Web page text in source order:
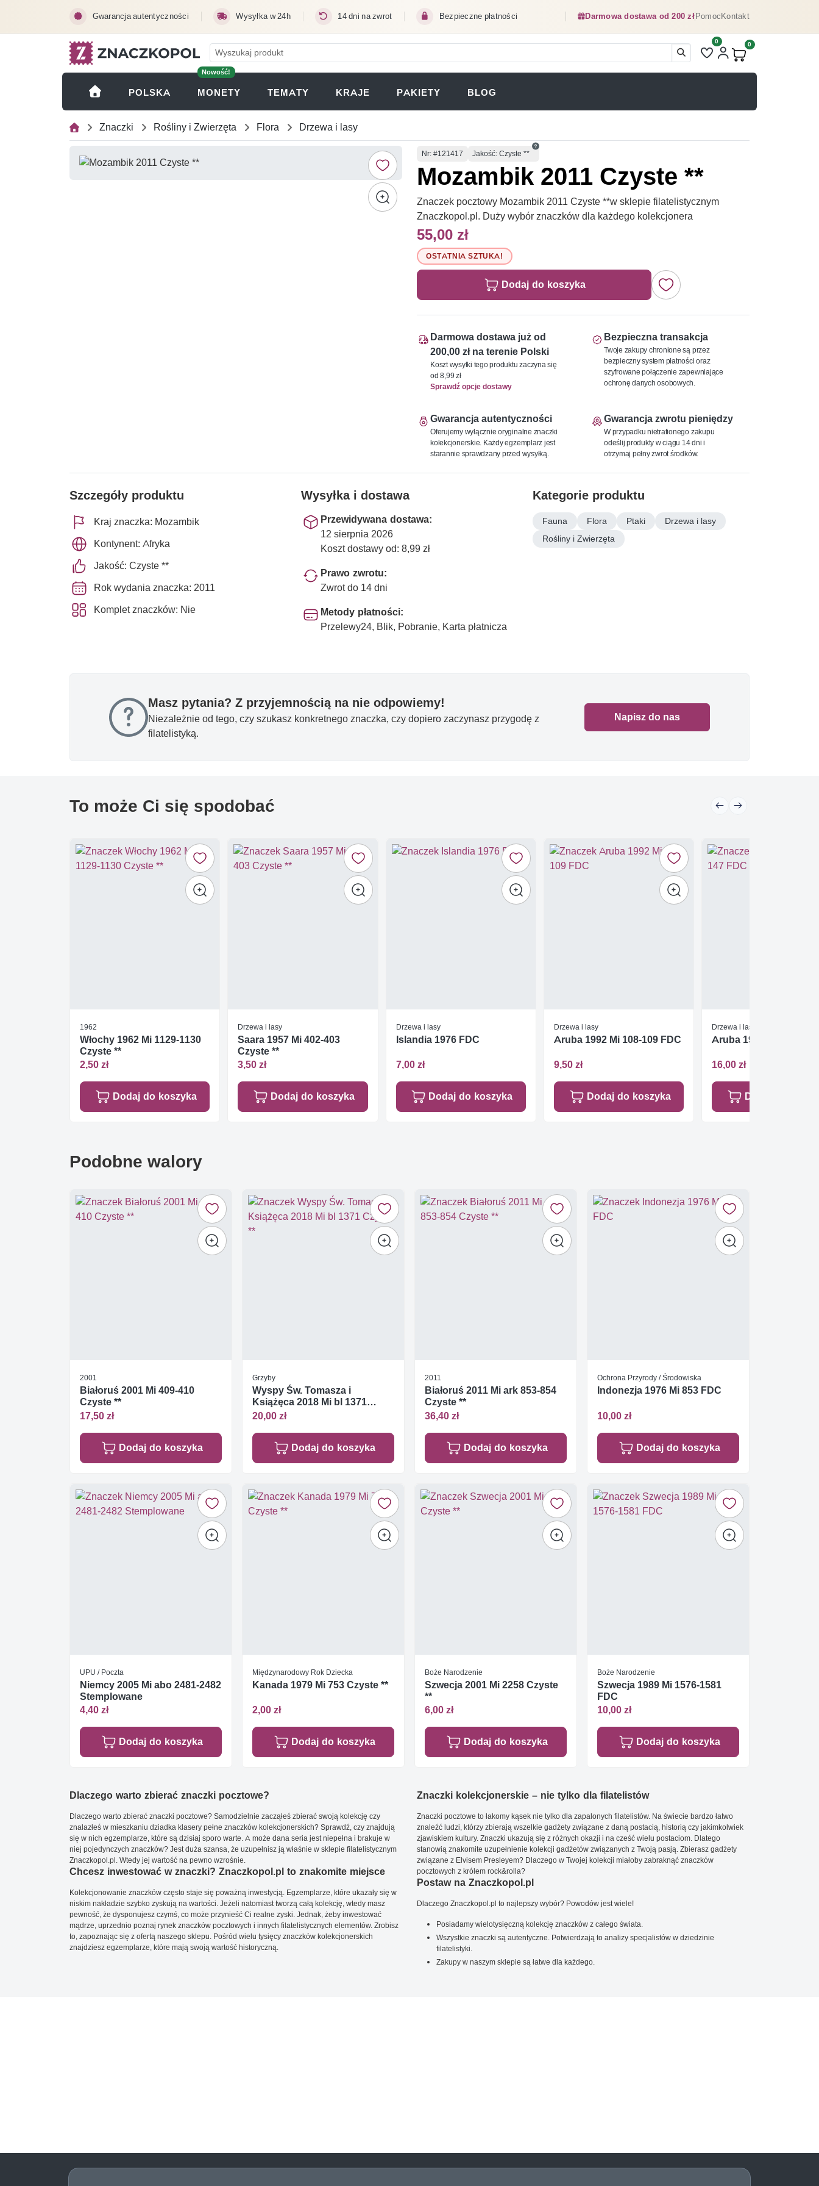
Gwarancja autentyczności Wysyłka w 24h 14 dni na zwrot Bezpieczne płatności Darmowa dostawa od 200 złPomocKontakt
Liczba pozycji na liście
0
Produkty w koszyku:
0
POLSKA
Nowość!
MONETY (OTWIERA SIĘ W NOWEJ KARCIE)
TEMATY KRAJE PAKIETY BLOG
Znaczki Rośliny i Zwierzęta Flora Drzewa i lasy
Numer
Nr: #121417 Jakość: Czyste **
Mozambik 2011 Czyste **
Znaczek pocztowy Mozambik 2011 Czyste **w sklepie filatelistycznym
Znaczkopol.pl. Duży wybór znaczków dla każdego kolekcjonera
55,00 zł
OSTATNIA SZTUKA!
Dodaj do koszyka
Darmowa dostawa już od
200,00 zł na terenie Polski
Koszt wysyłki tego produktu zaczyna się
od 8,99 zł
Sprawdź opcje dostawy
Bezpieczna transakcja
Twoje zakupy chronione są przez
bezpieczny system płatności oraz
szyfrowane połączenie zapewniające
ochronę danych osobowych.
Gwarancja autentyczności
Oferujemy wyłącznie oryginalne znaczki
kolekcjonerskie. Każdy egzemplarz jest
starannie sprawdzany przed wysyłką.
Gwarancja zwrotu pieniędzy
W przypadku nietrafionego zakupu
odeślij produkty w ciągu 14 dni i
otrzymaj pełny zwrot środków.
Szczegóły produktu
Kraj znaczka: Mozambik
Kontynent: Afryka
Jakość: Czyste **
Rok wydania znaczka: 2011
Komplet znaczków: Nie
Wysyłka i dostawa
Przewidywana dostawa:
12 sierpnia 2026
Koszt dostawy od: 8,99 zł
Prawo zwrotu:
Zwrot do 14 dni
Metody płatności:
Przelewy24, Blik, Pobranie, Karta płatnicza
Kategorie produktu
Fauna Flora Ptaki
Drzewa i lasy
Rośliny i Zwierzęta
Masz pytania? Z przyjemnością na nie odpowiemy!
Niezależnie od tego, czy szukasz konkretnego znaczka, czy dopiero zaczynasz przygodę z
filatelistyką.
Napisz do nas
To może Ci się spodobać
1962
Włochy 1962 Mi 1129-1130
Czyste **
2,50 zł
Dodaj do koszyka
Drzewa i lasy
Saara 1957 Mi 402-403
Czyste **
3,50 zł
Dodaj do koszyka
Drzewa i lasy
Islandia 1976 FDC
7,00 zł
Dodaj do koszyka
Drzewa i lasy
Aruba 1992 Mi 108-109 FDC
9,50 zł
Dodaj do koszyka
Drzewa i lasy
Aruba 1994 Mi 144-147
16,00 zł
Dodaj do
Podobne walory
2001
Białoruś 2001 Mi 409-410
Czyste **
17,50 zł
Dodaj do koszyka
Grzyby
Wyspy Św. Tomasza i
Książęca 2018 Mi bl 1371
Czyste **
20,00 zł
Dodaj do koszyka
2011
Białoruś 2011 Mi ark 853-854
Czyste **
36,40 zł
Dodaj do koszyka
Ochrona Przyrody / Środowiska
Indonezja 1976 Mi 853 FDC
10,00 zł
Dodaj do koszyka
UPU / Poczta
Niemcy 2005 Mi abo 2481-2482
Stemplowane
4,40 zł
Dodaj do koszyka
Międzynarodowy Rok Dziecka
Kanada 1979 Mi 753 Czyste **
2,00 zł
Dodaj do koszyka
Boże Narodzenie
Szwecja 2001 Mi 2258 Czyste
**
6,00 zł
Dodaj do koszyka
Boże Narodzenie
Szwecja 1989 Mi 1576-1581
FDC
10,00 zł
Dodaj do koszyka
Dlaczego warto zbierać znaczki pocztowe?
Dlaczego warto zbierać znaczki pocztowe? Samodzielnie zacząłeś zbierać swoją kolekcję czy
znalazłeś w mieszkaniu dziadka klasery pełne znaczków kolekcjonerskich? Sprawdź, czy znajdują
się w nich egzemplarze, które są dzisiaj sporo warte. A może dana seria jest niepełna i brakuje w
niej pojedynczych znaczków? Jest duża szansa, że uzupełnisz ją właśnie w sklepie filatelistycznym
Znaczkopol.pl. Wtedy jej wartość na pewno wzrośnie.
Chcesz inwestować w znaczki? Znaczkopol.pl to znakomite miejsce
Kolekcjonowanie znaczków często staje się poważną inwestycją. Egzemplarze, które ukazały się w
niskim nakładzie szybko zyskują na wartości. Jeżeli natomiast tworzą całą kolekcję, wtedy masz
pewność, że dysponujesz czymś, co może przynieść Ci realne zyski. Jednak, żeby inwestować
mądrze, uprzednio poznaj rynek znaczków pocztowych i innych filatelistycznych elementów. Zrobisz
to, zapoznając się z ofertą naszego sklepu. Pośród wielu tysięcy znaczków kolekcjonerskich
znajdziesz egzemplarze, które mają swoją wartość historyczną.
Znaczki kolekcjonerskie – nie tylko dla filatelistów
Znaczki pocztowe to łakomy kąsek nie tylko dla zapalonych filatelistów. Na świecie bardzo łatwo
znaleźć ludzi, którzy zbierają wszelkie gadżety związane z daną postacią, historią czy jakimkolwiek
zjawiskiem kultury. Znaczki ukazują się z różnych okazji i na cześć wielu postaciom. Dlatego
stanowią znakomite uzupełnienie kolekcji gadżetów związanych z Twoją pasją. Zbierasz gadżety
związane z Elvisem Presleyem? Dlaczego w Twojej kolekcji miałoby zabraknąć znaczków
pocztowych z królem rock&rolla?
Postaw na Znaczkopol.pl
Dlaczego Znaczkopol.pl to najlepszy wybór? Powodów jest wiele!
Posiadamy wielotysięczną kolekcję znaczków z całego świata.
Wszystkie znaczki są autentyczne. Potwierdzają to analizy specjalistów w dziedzinie
filatelistyki.
Zakupy w naszym sklepie są łatwe dla każdego.